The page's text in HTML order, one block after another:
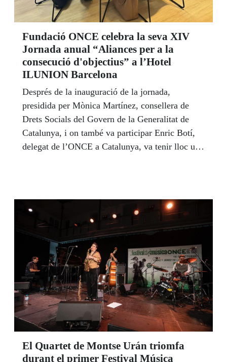
Fundació ONCE celebra la seva XIV
Jornada anual “Aliances per a la
consecució d'objectius” a l’Hotel
ILUNION Barcelona
Després de la inauguració de la jornada,
presidida per Mònica Martínez, consellera de
Drets Socials del Govern de la Generalitat de
Catalunya, i on també va participar Enric Botí,
delegat de l’ONCE a Catalunya, va tenir lloc una
El Quartet de Montse Urán triomfa
durant el primer Festival Música